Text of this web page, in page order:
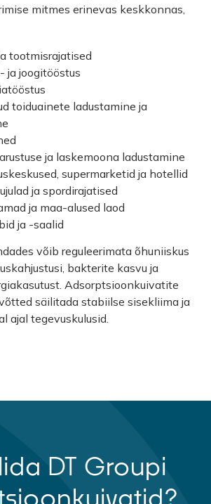
mitmes erinevas keskkonnas,
tootmisrajatised
ja joogitööstus
toiduainete ladustamine ja
ja laskemoona ladustamine
supermarketid ja hotellid
ja spordirajatised
ja maa-alused laod
ja -saalid
võib reguleerimata õhuniiskus
bakterite kasvu ja
Adsorptsioonkuivatite
säilitada stabiilse sisekliima ja
ajal tegevuskulusid.
DT Groupi